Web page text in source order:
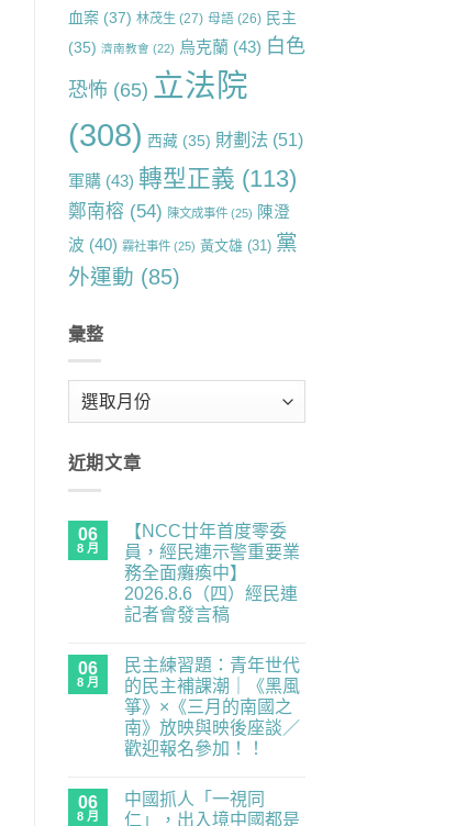
血案(37) 林茂生 (27) 母語(26) 民主
(35) 濟南教會 (22) 烏克蘭(43) 白色
恐怖 (65) 立法院
(308) 西藏(35) 財劃法(51)
軍購(43) 轉型正義 (113)
鄭南榕 (54) 陳文成事件(25) 陳澄
波 (40) 霧社事件(25) 黃文雄(31) 黨
外運動 (85)
彙整
近期文章
06
8 月
【NCC廿年首度零委
員，經民連示警重要業
務全面癱瘓中】
2026.8.6（四）經民連
記者會發言稿
廿
年
首
度
零
委
員，
連
示
警
留
言
06
8 月
民主練習題：青年世代
的民主補課潮｜《黑風
箏》×《三月的南國之
南》放映與映後座談／
歡迎報名參加！！
主
練
留
言
06
8 月
中國抓人「一視同
仁」，出入境中國都是